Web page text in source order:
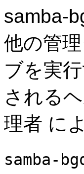
samba-
他の管
ブを実
される
理者 に
samba-